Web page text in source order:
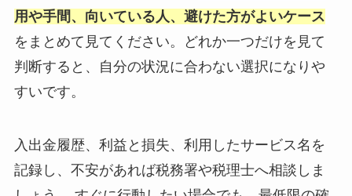
用や手間、向いている人、避けた方がよいケース
をまとめて見てください。どれか一つだけを見て
判断すると、自分の状況に合わない選択になりや
すいです。
入出金履歴、利益と損失、利用したサービス名を
記録し、不安があれば税務署や税理士へ相談しま